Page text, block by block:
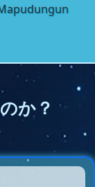
か？